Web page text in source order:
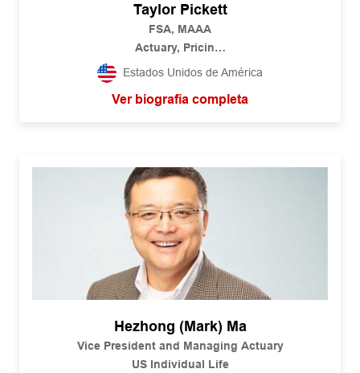
Taylor Pickett
FSA, MAAA
Actuary, Pricing
U.S. Individual Life
Estados Unidos de América
Ver biografía completa
Hezhong (Mark) Ma
Vice President and Managing Actuary
US Individual Life